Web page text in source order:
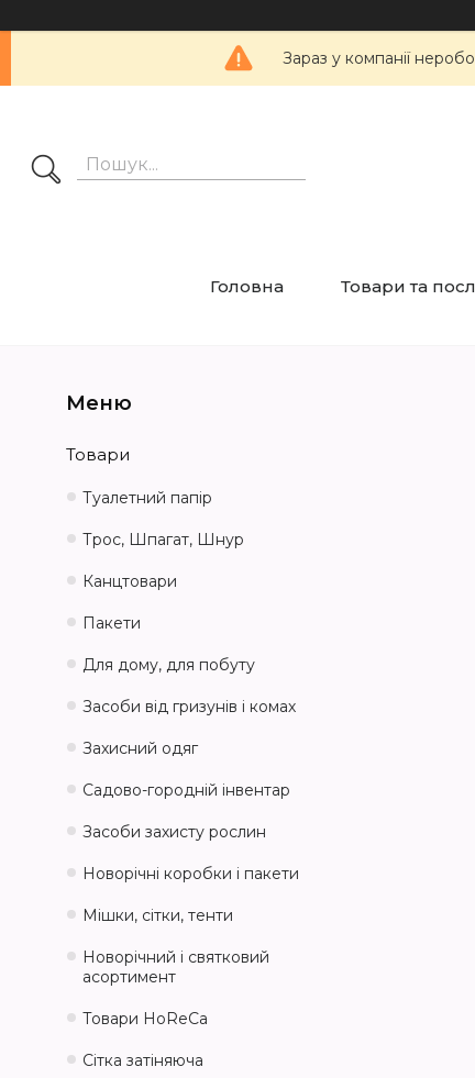
Зараз у компанії
Головна Товари та
Товари
Туалетний папір
Трос, Шпагат, Шнур
Канцтовари
Пакети
Для дому, для побуту
Засоби від гризунів і комах
Захисний одяг
Садово-городній інвентар
Засоби захисту рослин
Новорічні коробки і пакети
Мішки, сітки, тенти
Новорічний і святковий
асортимент
Товари HoReCa
Сітка затіняюча